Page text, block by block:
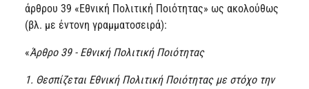
άρθρου 39 «Εθνική Πολιτική Ποιότητας» ως ακολούθως
(βλ. με έντονη γραμματοσειρά):
«Άρθρο 39 - Εθνική Πολιτική Ποιότητας
1. Θεσπίζεται Εθνική Πολιτική Ποιότητας με στόχο την